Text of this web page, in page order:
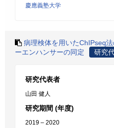
慶應義塾大学
病理検体を用いたChIPseq
ーエンハンサーの同定
研究
研究代表者
山田 健人
研究期間 (年度)
2019 – 2020